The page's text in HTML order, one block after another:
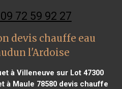
72 59 92 27
devis chauffe eau
l'Ardoise
à Villeneuve sur Lot 47300
à Maule 78580devis chauffe